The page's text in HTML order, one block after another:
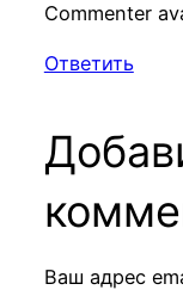
Commenter
Ответить
Ваш адрес